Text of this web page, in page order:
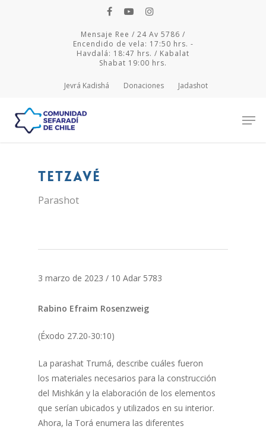
Mensaje Ree / 24 Av 5786 /
Encendido de vela: 17:50 hrs. -
Havdalá: 18:47 hrs. / Kabalat
Shabat 19:00 hrs.
Jevrá Kadishá Donaciones Jadashot
Hit enter to search or ESC to close
Tetzavé
Parashot
3 marzo de 2023 / 10 Adar 5783
Rabino Efraim Rosenzweig
(Éxodo 27.20-30:10)
La parashat Trumá, describe cuáles fueron
los materiales necesarios para la construcción
del Mishkán y la elaboración de los elementos
que serían ubicados y utilizados en su interior.
Ahora, la Torá enumera las diferentes